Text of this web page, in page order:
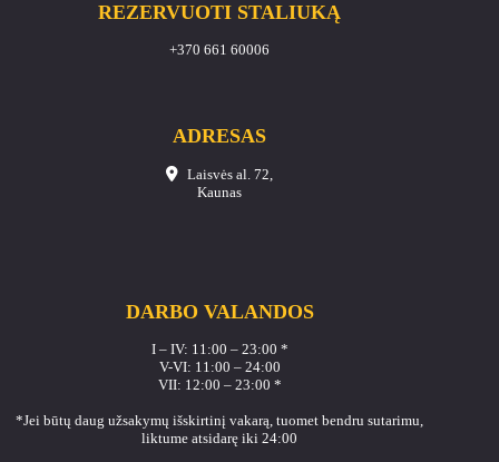
REZERVUOTI STALIUKĄ
+370 661 60006
ADRESAS
Laisvės al. 72,
Kaunas
DARBO VALANDOS
I – IV: 11:00 – 23:00 *
V-VI: 11:00 – 24:00
VII: 12:00 – 23:00 *
*Jei būtų daug užsakymų išskirtinį vakarą, tuomet bendru sutarimu,
liktume atsidarę iki 24:00